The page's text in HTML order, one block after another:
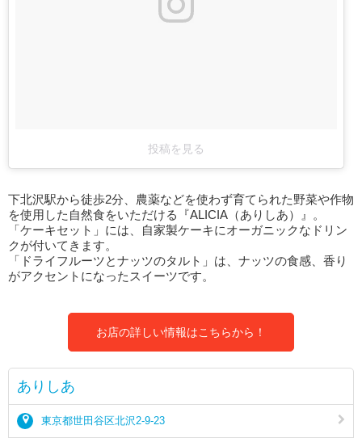
投稿を見る
下北沢駅から徒歩2分、農薬などを使わず育てられた野菜や作物
を使用した自然食をいただける『ALICIA（ありしあ）』。
「ケーキセット」には、自家製ケーキにオーガニックなドリン
クが付いてきます。
「ドライフルーツとナッツのタルト」は、ナッツの食感、香り
がアクセントになったスイーツです。
お店の詳しい情報はこちらから！
ありしあ
東京都世田谷区北沢2-9-23